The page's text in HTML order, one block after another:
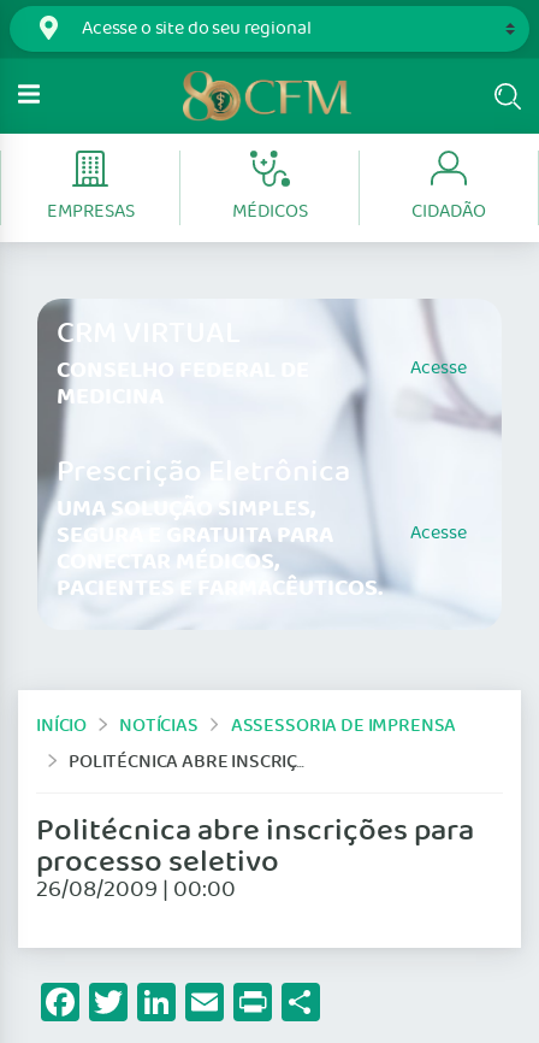
EMPRESAS MÉDICOS CIDADÃO
CRM VIRTUAL
CONSELHO FEDERAL DE
MEDICINA
Acesse
Prescrição Eletrônica
UMA SOLUÇÃO SIMPLES,
SEGURA E GRATUITA PARA
CONECTAR MÉDICOS,
PACIENTES E FARMACÊUTICOS.
Acesse
INÍCIO NOTÍCIAS
ASSESSORIA DE IMPRENSA
POLITÉCNICA ABRE INSCRIÇÕES PARA PROCESSO SELETIVO
Politécnica abre inscrições para
processo seletivo
26/08/2009 | 00:00
Facebook
Twitter
LinkedIn
Email
Print